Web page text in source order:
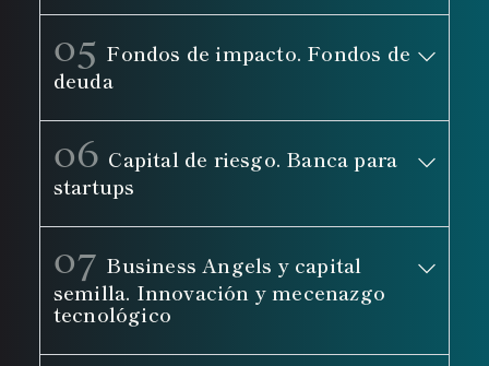
05 Fondos de impacto. Fondos de
deuda
06 Capital de riesgo. Banca para
startups
07 Business Angels y capital
semilla. Innovación y mecenazgo
tecnológico